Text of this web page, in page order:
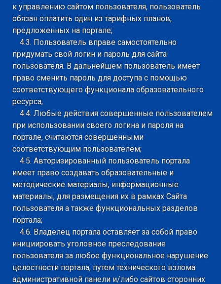
к управлению сайтом пользователя, пользователь
обязан оплатить один из тарифных планов,
предложенных на портале;
4.3. Пользователь вправе самостоятельно
придумать свой логин и пароль для сайта
пользователя. В дальнейшем пользователь имеет
право сменить пароль для доступа с помощью
соответствующего функционала образовательного
ресурса;
4.4. Любые действия совершенные пользователем
при использовании своего логина и пароля на
портале, считаются совершенными
соответствующим пользователем;
4.5. Авторизированный пользователь портала
имеет право создавать образовательные и
методические материалы, информационные
материалы, для размещения их в рамках Сайта
пользователя а также функциональных разделов
портала;
4.6. Владелец портала оставляет за собой право
инициировать уголовное преследование
пользователя за любое функциональное нарушение
целостности портала, путем технического взлома
административной панели и/либо сайтов сторонних